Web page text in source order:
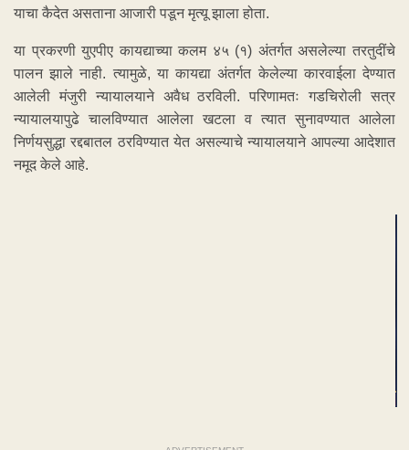
याचा कैदेत असताना आजारी पडून मृत्यू झाला होता.
या प्रकरणी युएपीए कायद्याच्या कलम ४५ (१) अंतर्गत असलेल्या तरतुदींचे
पालन झाले नाही. त्यामुळे, या कायद्या अंतर्गत केलेल्या कारवाईला देण्यात
आलेली मंजुरी न्यायालयाने अवैध ठरविली. परिणामतः गडचिरोली सत्र
न्यायालयापुढे चालविण्यात आलेला खटला व त्यात सुनावण्यात आलेला
निर्णयसुद्धा रद्दबातल ठरविण्यात येत असल्याचे न्यायालयाने आपल्या आदेशात
नमूद केले आहे.